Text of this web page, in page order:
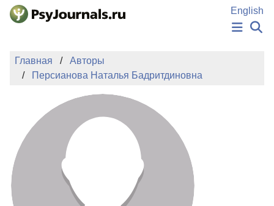
Перейти к основному содержанию
English
ИЗДАНИЯ
АВТОРЫ
ПОДАТЬ РУКОПИСЬ
БАЗА ЗНАНИЙ
КЛЮЧЕВЫЕ СЛОВА
Регистрация
Главная
Авторы
Персианова Наталья Бадритдиновна